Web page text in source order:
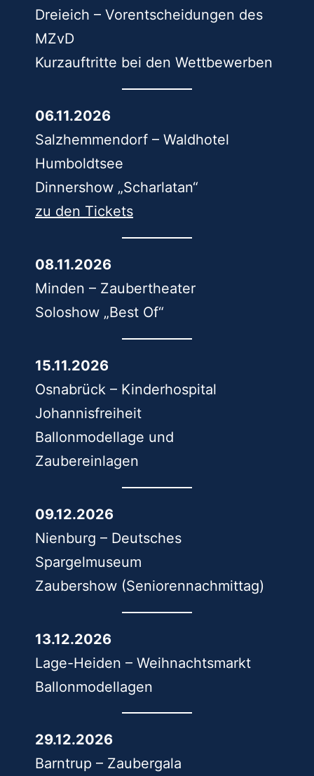
Dreieich – Vorentscheidungen des
MZvD
Kurzauftritte bei den Wettbewerben
06.11.2026
Salzhemmendorf – Waldhotel
Humboldtsee
Dinnershow „Scharlatan“
zu den Tickets
08.11.2026
Minden – Zaubertheater
Soloshow „Best Of“
15.11.2026
Osnabrück – Kinderhospital
Johannisfreiheit
Ballonmodellage und
Zaubereinlagen
09.12.2026
Nienburg – Deutsches
Spargelmuseum
Zaubershow (Seniorennachmittag)
13.12.2026
Lage-Heiden – Weihnachtsmarkt
Ballonmodellagen
29.12.2026
Barntrup – Zaubergala